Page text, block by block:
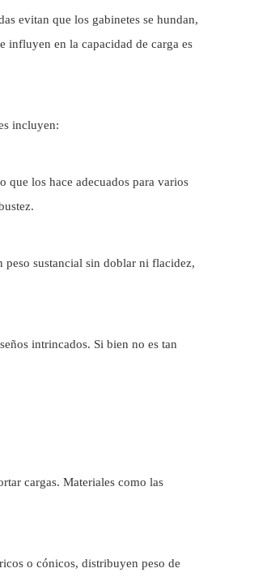
evitan que los gabinetes se hundan,
influyen en la capacidad de carga es
incluyen:
que los hace adecuados para varios
peso sustancial sin doblar ni flacidez,
intrincados. Si bien no es tan
cargas. Materiales como las
o cónicos, distribuyen peso de